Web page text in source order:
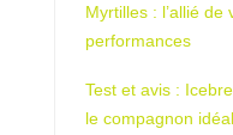
Myrtilles : l’allié
performances
Test et avis :
le compagnon